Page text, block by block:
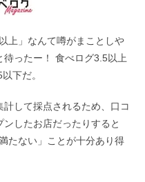
上」なんて噂がまことしや
ったー！ 食べログ3.5以上
下だ。
して採点されるため、口コ
したお店だったりすると
たない」ことが十分あり得